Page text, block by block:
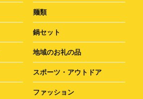
麺類
鍋セット
地域のお礼の品
スポーツ・アウトドア
ファッション